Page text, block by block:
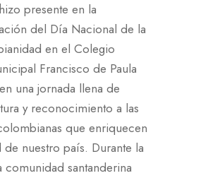
presente en la
del Día Nacional de la
en el Colegio
Francisco de Paula
una jornada llena de
y reconocimiento a las
que enriquecen
de nuestro país. Durante la
comunidad santanderina